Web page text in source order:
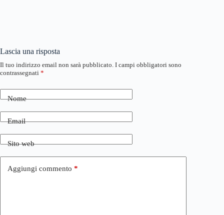
Lascia una risposta
Il tuo indirizzo email non sarà pubblicato. I campi obbligatori sono
contrassegnati *
Nome
Email
Sito web
Aggiungi commento *